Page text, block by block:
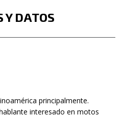
Y DATOS
principalmente.
interesado en motos